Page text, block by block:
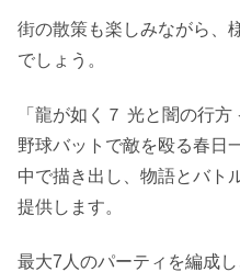
街の散策も楽しみながら、
でしょう。
「龍が如く７ 光と闇の行
野球バットで敵を殴る春日
中で描き出し、物語とバト
提供します。
最大7人のパーティを編成